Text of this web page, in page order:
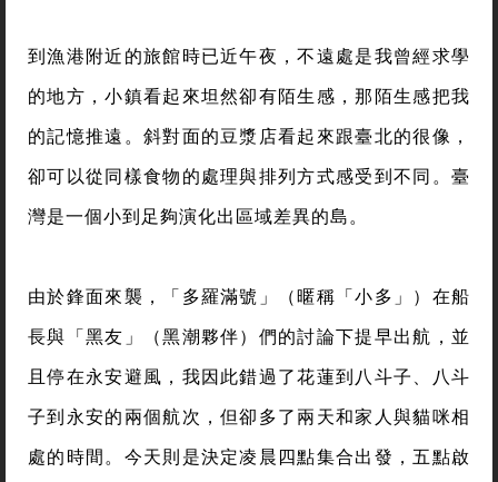
到漁港附近的旅館時已近午夜，不遠處是我曾經求學
的地方，小鎮看起來坦然卻有陌生感，那陌生感把我
的記憶推遠。斜對面的豆漿店看起來跟臺北的很像，
卻可以從同樣食物的處理與排列方式感受到不同。臺
灣是一個小到足夠演化出區域差異的島。
由於鋒面來襲，「多羅滿號」（暱稱「小多」）在船
長與「黑友」（黑潮夥伴）們的討論下提早出航，並
且停在永安避風，我因此錯過了花蓮到八斗子、八斗
子到永安的兩個航次，但卻多了兩天和家人與貓咪相
處的時間。今天則是決定凌晨四點集合出發，五點啟